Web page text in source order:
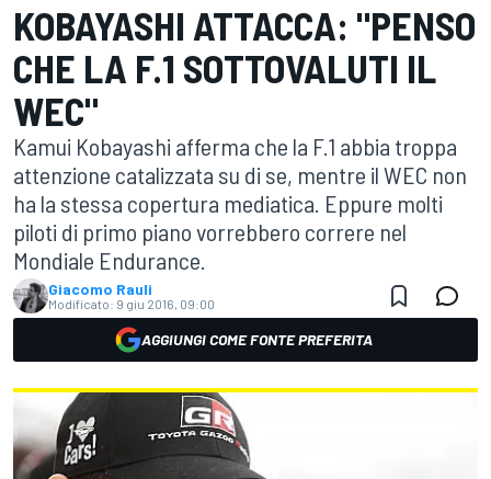
KOBAYASHI ATTACCA: "PENSO
CHE LA F.1 SOTTOVALUTI IL
WEC"
Kamui Kobayashi afferma che la F.1 abbia troppa
attenzione catalizzata su di se, mentre il WEC non
ha la stessa copertura mediatica. Eppure molti
piloti di primo piano vorrebbero correre nel
Mondiale Endurance.
Giacomo Rauli
Modificato: 9 giu 2016, 09:00
AGGIUNGI COME FONTE PREFERITA